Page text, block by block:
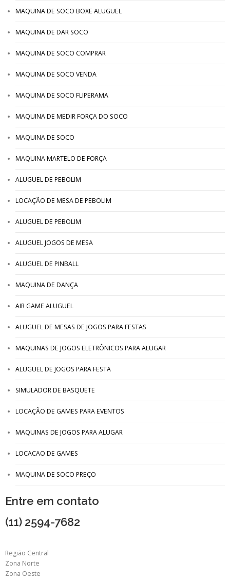
MAQUINA DE SOCO BOXE ALUGUEL
MAQUINA DE DAR SOCO
MAQUINA DE SOCO COMPRAR
MAQUINA DE SOCO VENDA
MAQUINA DE SOCO FLIPERAMA
MAQUINA DE MEDIR FORÇA DO SOCO
MAQUINA DE SOCO
MAQUINA MARTELO DE FORÇA
ALUGUEL DE PEBOLIM
LOCAÇÃO DE MESA DE PEBOLIM
ALUGUEL DE PEBOLIM
ALUGUEL JOGOS DE MESA
ALUGUEL DE PINBALL
MAQUINA DE DANÇA
AIR GAME ALUGUEL
ALUGUEL DE MESAS DE JOGOS PARA FESTAS
MAQUINAS DE JOGOS ELETRÔNICOS PARA ALUGAR
ALUGUEL DE JOGOS PARA FESTA
SIMULADOR DE BASQUETE
LOCAÇÃO DE GAMES PARA EVENTOS
MAQUINAS DE JOGOS PARA ALUGAR
LOCACAO DE GAMES
MAQUINA DE SOCO PREÇO
Entre em contato
(11) 2594-7682
Região Central
Zona Norte
Zona Oeste